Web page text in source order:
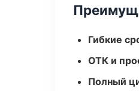
Гибкие
ОТК и
Полный